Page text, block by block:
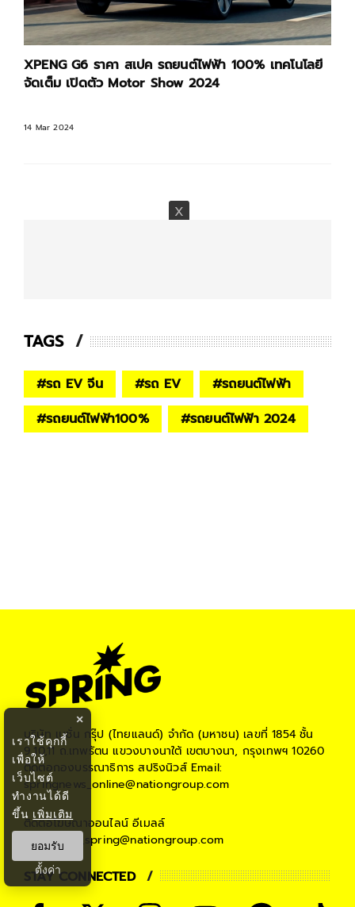
ถยนต์ไฟฟ้า 100% เทคโนโลยี
2024
ปี 2027 รถ EV ถูกกว่ารถย
แบรนด์น้องใหม่อาจไม่รอด
TAGS
#รถ EV จีน #รถ EV #รถยนต์ไฟฟ้า
#รถยนต์ไฟฟ้า100% #รถยนต์ไฟฟ้า 2024
บริษัท เนชั่น กรุ๊ป (ไทยแลนด์) จำกัด (มหาชน) เลขที่ 1854 ชั้น
9,10,11 ถ.เทพรัตน แขวงบางนาใต้ เขตบางนา, กรุงเทพฯ 10260
ติดต่อกองบรรณาธิการ สปริงนิวส์Email:
springnews_online@nationgroup.com
ติดต่อโฆษณาออนไลน์ อีเมลล์
teamsales_spring@nationgroup.com
STAY CONNECTED
×
เราใช้คุกกี้
เพื่อให้
เว็บไซต์
ทำงานได้ดี
ขึ้น เพิ่มเติม
ยอมรับ
ตั้งค่า